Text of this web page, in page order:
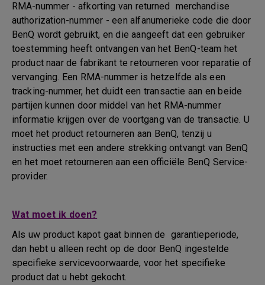
RMA-nummer - afkorting van returned merchandise
authorization-nummer - een alfanumerieke code die door
BenQ wordt gebruikt, en die aangeeft dat een gebruiker
toestemming heeft ontvangen van het BenQ-team het
product naar de fabrikant te retourneren voor reparatie of
vervanging. Een RMA-nummer is hetzelfde als een
tracking-nummer, het duidt een transactie aan en beide
partijen kunnen door middel van het RMA-nummer
informatie krijgen over de voortgang van de transactie. U
moet het product retourneren aan BenQ, tenzij u
instructies met een andere strekking ontvangt van BenQ
en het moet retourneren aan een officiële BenQ Service-
provider.
Wat moet ik doen?
Als uw product kapot gaat binnen de garantieperiode,
dan hebt u alleen recht op de door BenQ ingestelde
specifieke servicevoorwaarde, voor het specifieke
product dat u hebt gekocht.